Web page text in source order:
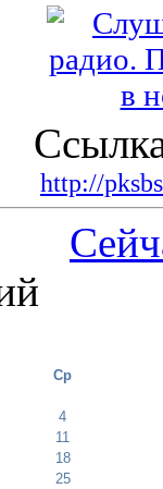
http://
Ср
4
11
18
25